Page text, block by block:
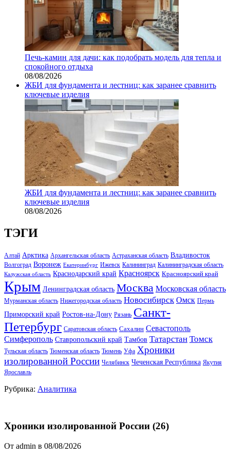
Печь-камин для дачи: как подобрать модель для тепла и
спокойного отдыха
08/08/2026
ЖБИ для фундамента и лестниц: как заранее сравнить
ключевые изделия
ЖБИ для фундамента и лестниц: как заранее сравнить
ключевые изделия
08/08/2026
ТЭГИ
Алтай Арктика Архангельская область Астраханская область Владивосток
Волгоград Воронеж Екатеринбург Ижевск Калининград Калининградская область
Калужская область Краснодарский край Красноярск Красноярский край
Крым Ленинградская область Москва Московская область
Мурманская область Нижегородская область Новосибирск Омск Пермь
Приморский край Ростов-на-Дону Рязань Санкт-
Петербург Саратовская область Сахалин Севастополь
Симферополь Ставропольский край Тамбов Татарстан Томск
Тульская область Тюменская область Тюмень Уфа Хроники
изолированной России Челябинск Чеченская Республика Якутия
Ярославль
Рубрика: Аналитика
Хроники изолированной России (26)
От admin в 08/08/2026